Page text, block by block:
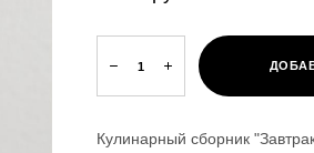
Кулинарный сборник